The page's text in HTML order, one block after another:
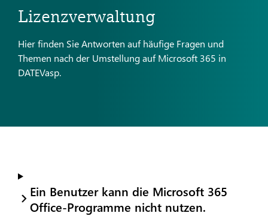
Lizenzverwaltung
Hier finden Sie Antworten auf häufige Fragen und
Themen nach der Umstellung auf Microsoft 365 in
DATEVasp.
Ein Benutzer kann die Microsoft 365
Office-Programme nicht nutzen.